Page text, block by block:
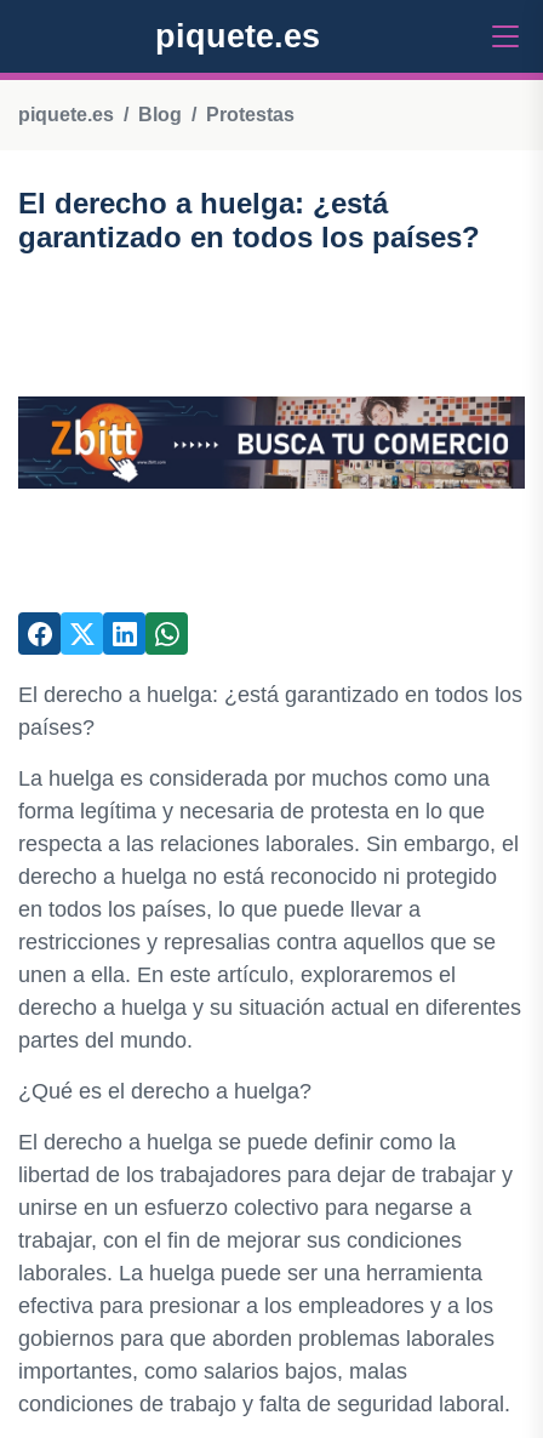
piquete.es
piquete.es Blog Protestas
El derecho a huelga: ¿está
garantizado en todos los países?
El derecho a huelga: ¿está garantizado en todos los
países?
La huelga es considerada por muchos como una
forma legítima y necesaria de protesta en lo que
respecta a las relaciones laborales. Sin embargo, el
derecho a huelga no está reconocido ni protegido
en todos los países, lo que puede llevar a
restricciones y represalias contra aquellos que se
unen a ella. En este artículo, exploraremos el
derecho a huelga y su situación actual en diferentes
partes del mundo.
¿Qué es el derecho a huelga?
El derecho a huelga se puede definir como la
libertad de los trabajadores para dejar de trabajar y
unirse en un esfuerzo colectivo para negarse a
trabajar, con el fin de mejorar sus condiciones
laborales. La huelga puede ser una herramienta
efectiva para presionar a los empleadores y a los
gobiernos para que aborden problemas laborales
importantes, como salarios bajos, malas
condiciones de trabajo y falta de seguridad laboral.